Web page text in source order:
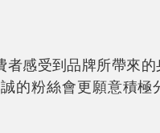
感受到品牌所帶來
的粉絲會更願意積極